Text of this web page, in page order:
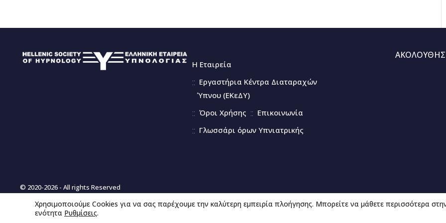
Η Εταιρεία
Εργαστήρια Κέντρα Διαταραχών
Ύπνου (ΕΚεΔΥ)
Όροι Χρήσης
Επικοινωνία
Γλωσσάρι όρων Υπνιατρικής
© 2020-2026 - All rights Reserved
Χρησιμοποιούμε Cookies για να σας παρέχουμε την καλύτερη εμπειρία πλοήγησης. Μπορείτε να μάθετε περισσότερα
ενότητα Ρυθμίσεις.